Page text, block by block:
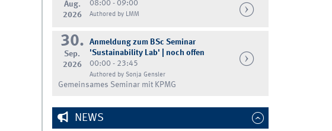
Aug.
2026
08:00 - 09:00
Authored by LMM
30.
Sep.
2026
Anmeldung zum BSc Seminar
'Sustainability Lab' | noch offen
00:00 - 23:45
Authored by Sonja Gensler
Gemeinsames Seminar mit KPMG
NEWS